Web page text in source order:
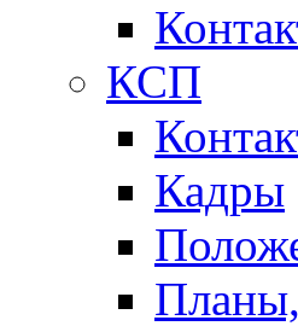
КСП
Кадры